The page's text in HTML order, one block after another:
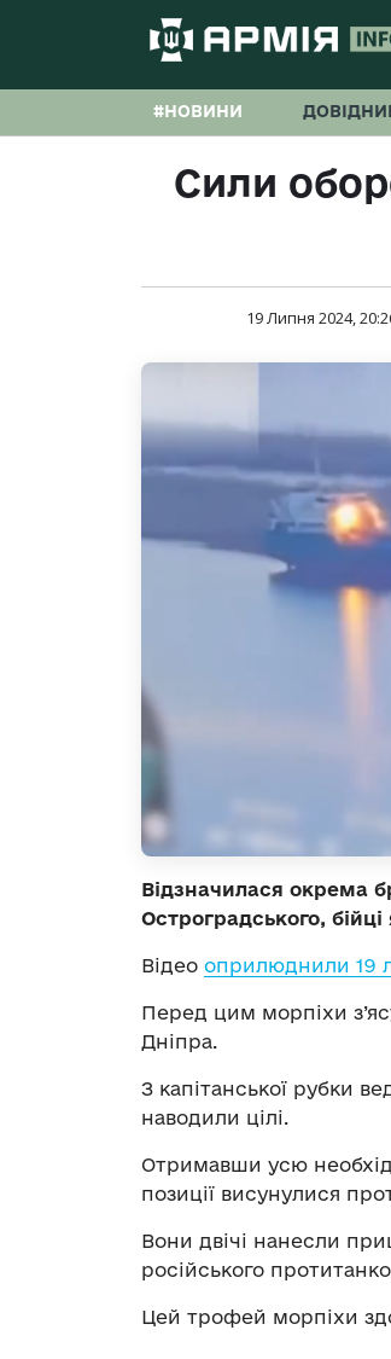
#НОВИНИ
Сили
19 Липня 2024,
Відзначилася окрема
Остроградського,
Відео оприлюднили 19
Перед цим морпіхи
Дніпра.
З капітанської рубки
наводили цілі.
Отримавши усю
позиції висунулися
Вони двічі нанесли
російського
Цей трофей морпіхи